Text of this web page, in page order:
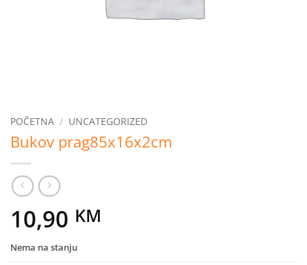
POČETNA / UNCATEGORIZED
Bukov prag85x16x2cm
10,90 KM
Nema na stanju